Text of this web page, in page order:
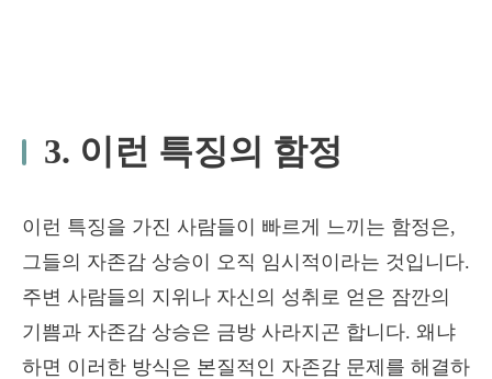
3. 이런 특징의 함정
이런 특징을 가진 사람들이 빠르게 느끼는 함정은,
그들의 자존감 상승이 오직 임시적이라는 것입니다.
주변 사람들의 지위나 자신의 성취로 얻은 잠깐의
기쁨과 자존감 상승은 금방 사라지곤 합니다. 왜냐
하면 이러한 방식은 본질적인 자존감 문제를 해결하